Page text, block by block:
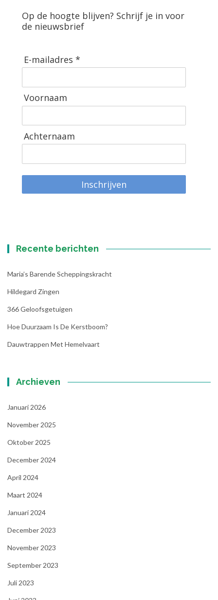
Op de hoogte blijven? Schrijf je in voor
de nieuwsbrief
E-mailadres *
Voornaam
Achternaam
Inschrijven
Recente berichten
Maria’s Barende Scheppingskracht
Hildegard Zingen
366 Geloofsgetuigen
Hoe Duurzaam Is De Kerstboom?
Dauwtrappen Met Hemelvaart
Archieven
Januari 2026
November 2025
Oktober 2025
December 2024
April 2024
Maart 2024
Januari 2024
December 2023
November 2023
September 2023
Juli 2023